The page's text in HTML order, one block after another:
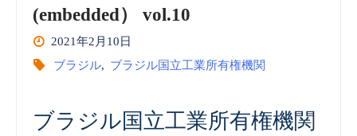
(embedded） vol.10
2021年2月10日
ブラジル, ブラジル国立工業所有権機関
ブラジル国立工業所有権機関